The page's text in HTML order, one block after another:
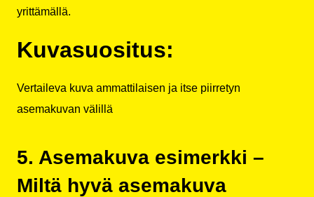
yrittämällä.
Kuvasuositus:
Vertaileva kuva ammattilaisen ja itse piirretyn
asemakuvan välillä
5. Asemakuva esimerkki –
Miltä hyvä asemakuva